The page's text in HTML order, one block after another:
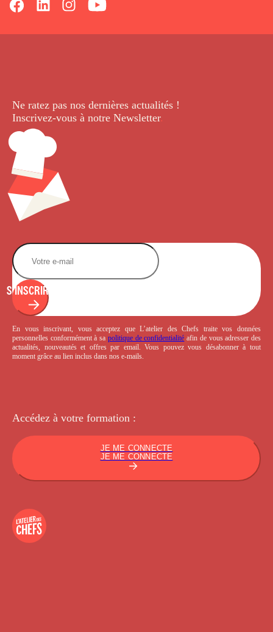
Ne ratez pas nos dernières actualités !
Inscrivez-vous à notre Newsletter.
S'INSCRIRE
En vous inscrivant, vous acceptez que L’atelier des Chefs traite vos données
personnelles conformément à sa politique de confidentialité afin de vous adresser des
actualités, nouveautés et offres par email. Vous pouvez vous désabonner à tout
moment grâce au lien inclus dans nos e-mails.
Accédez à votre formation :
JE ME CONNECTE
JE ME CONNECTE